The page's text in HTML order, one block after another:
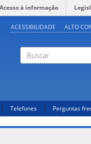
Acesso à informação
ACESSIBILIDADE ALTO
Telefones Perguntas